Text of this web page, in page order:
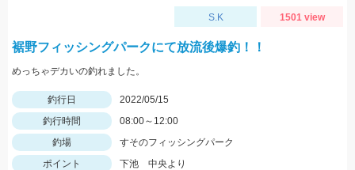
S.K 1501 view
裾野フィッシングパークにて放流後爆釣！！
めっちゃデカいの釣れました。
釣行日
2022/05/15
釣行時間
08:00～12:00
釣場
すそのフィッシングパーク
ポイント
下池 中央より